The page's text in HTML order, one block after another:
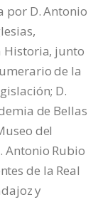
por D. Antonio
Historia, junto
de la
D.
de Bellas
del
Antonio Rubio
de la Real
y